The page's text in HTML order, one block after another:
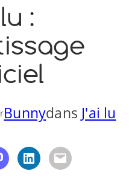
R
S
S
:
Bunnydans J'ai lu